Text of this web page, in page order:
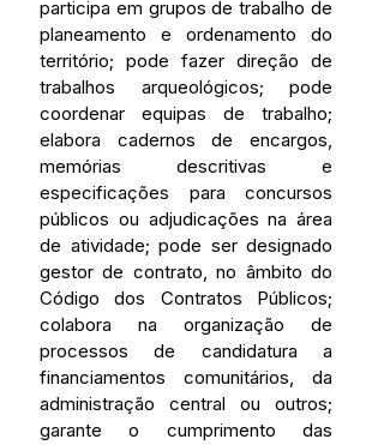
participa em grupos de trabalho de
planeamento e ordenamento do
território; pode fazer direção de
trabalhos arqueológicos; pode
coordenar equipas de trabalho;
elabora cadernos de encargos,
memórias descritivas e
especificações para concursos
públicos ou adjudicações na área
de atividade; pode ser designado
gestor de contrato, no âmbito do
Código dos Contratos Públicos;
colabora na organização de
processos de candidatura a
financiamentos comunitários, da
administração central ou outros;
garante o cumprimento das